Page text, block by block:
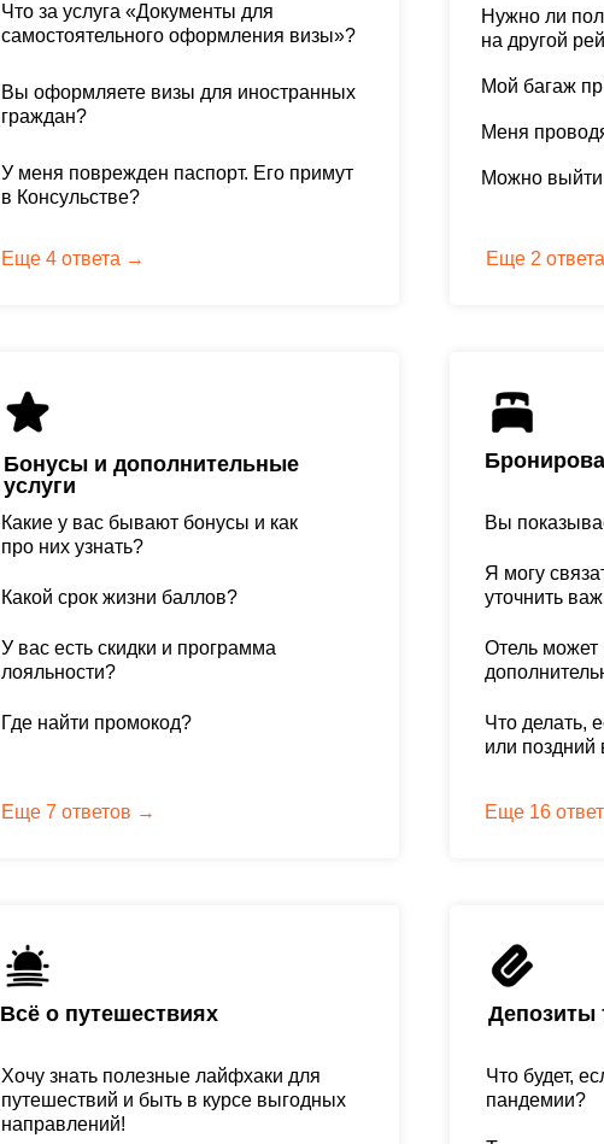
Еще 4 ответа →
Что за услуга «Документы для
самостоятельного оформления визы»?
Вы оформляете визы для иностранных
граждан?
У меня поврежден паспорт. Его примут
в Консульстве?
Еще 2
Нужно ли
на другой
Мой багаж
Можно выйти
Меня
Депозиты
Что будет,
пандемии?
Вы
Я могу
уточнить
Отель может
Что делать,
или поздний
Еще 16
Всё o путешествиях
Хочу знать полезные лайфхаки для
путешествий и быть в курсе выгодных
направлений!
Бонусы и дополнительные
услуги
Еще 7 ответов →
Какие у вас бывают бонусы и как
про них узнать?
Какой срок жизни баллов?
У вас есть скидки и программа
лояльности?
Где найти промокод?